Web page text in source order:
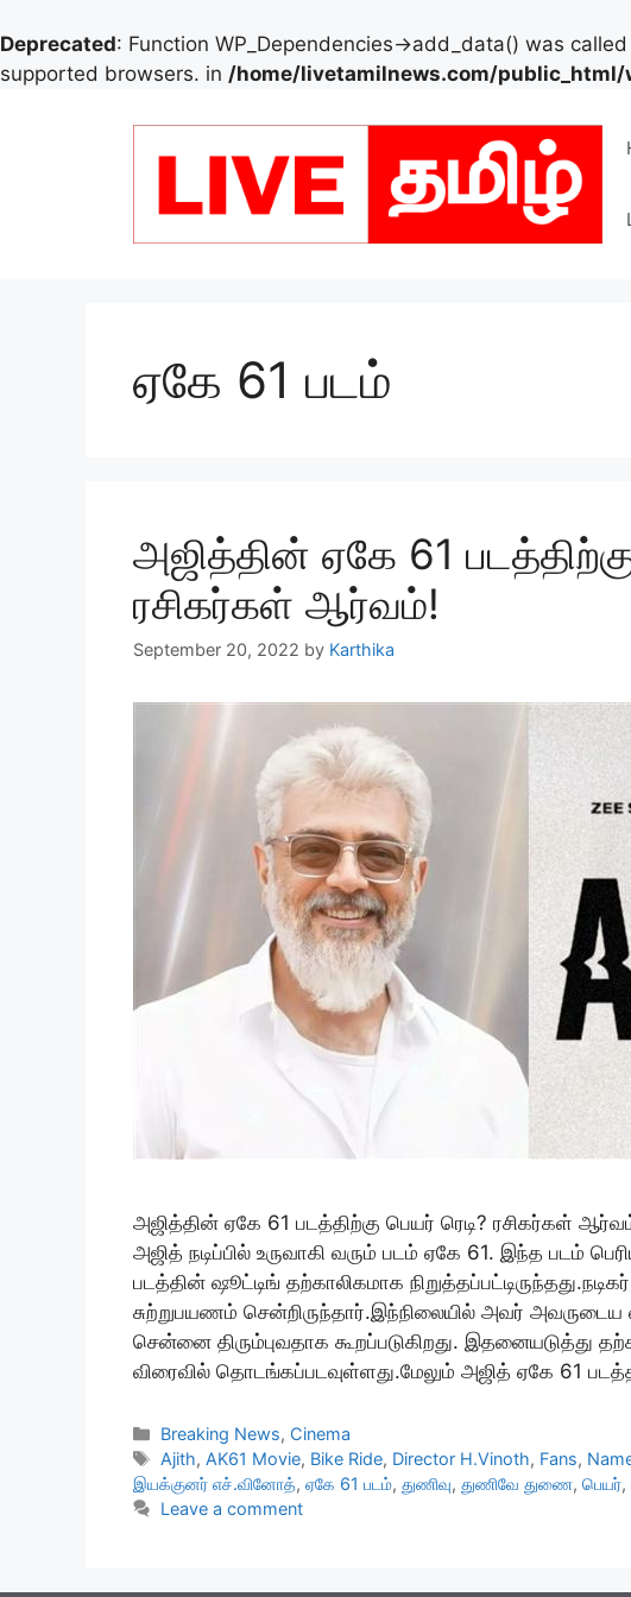
Deprecated: Function WP_Dependencies->add_data() was
supported browsers. in /home/livetamilnews.com/
ஏகே 61 படம்
அஜித்தின் ஏகே 61
ரசிகர்கள் ஆர்வம்!
September 20, 2022 by Karthika
அஜித்தின் ஏகே 61 படத்திற்கு பெயர் ரெடி? ரசிகர்கள்
அஜித் நடிப்பில் உருவாகி வரும் படம் ஏகே 61. இந்த படம்
படத்தின் ஷூட்டிங் தற்காலிகமாக
சுற்றுபயணம் சென்றிருந்தார்.இந்நிலையில் அவர்
சென்னை திரும்புவதாக கூறப்படுகிறது. இதனையடுத்து
விரைவில் தொடங்கப்படவுள்ளது.மேலும் அஜித் ஏகே 61
Categories
Breaking News, Cinema
Tags
Ajith, AK61 Movie, Bike Ride, Director H.Vinoth, Fans,
இயக்குனர் எச்.வினோத், ஏகே 61 படம், துணிவு, துணிவே துணை, பெயர்,
Leave a comment